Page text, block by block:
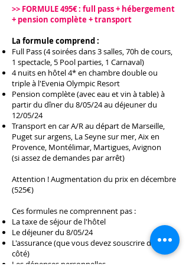
>> FORMULE 495€ : full pass + hébergement
+ pension complète + transport
La formule comprend :
Full Pass (4 soirées dans 3 salles, 70h de cours,
1 spectacle, 5 Pool parties, 1 Carnaval)
4 nuits en hôtel 4* en chambre double ou
triple à l'Evenia Olympic Resort
Pension complète (avec eau et vin à table) à
partir du dîner du 8/05/24 au déjeuner du
12/05/24
Transport en car A/R au départ de Marseille,
Puget sur argens, La Seyne sur mer, Aix en
Provence, Montélimar, Martigues, Avignon
(si assez de demandes par arrêt)
Attention !Augmentation du prix en décembre
(525€)
Ces formules ne comprennent pas :
La taxe de séjour de l'hôtel
Le déjeuner du 8/05/24
L'assurance (que vous devez souscrire de votre
côté)
Les dépenses personnelles